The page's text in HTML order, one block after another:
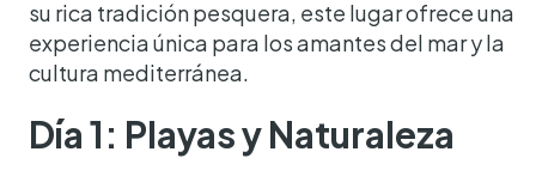
su rica tradición pesquera, este lugar ofrece una
experiencia única para los amantes del mar y la
cultura mediterránea.
Día 1: Playas y Naturaleza